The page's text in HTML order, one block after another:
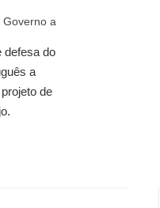
defesa do
a
de